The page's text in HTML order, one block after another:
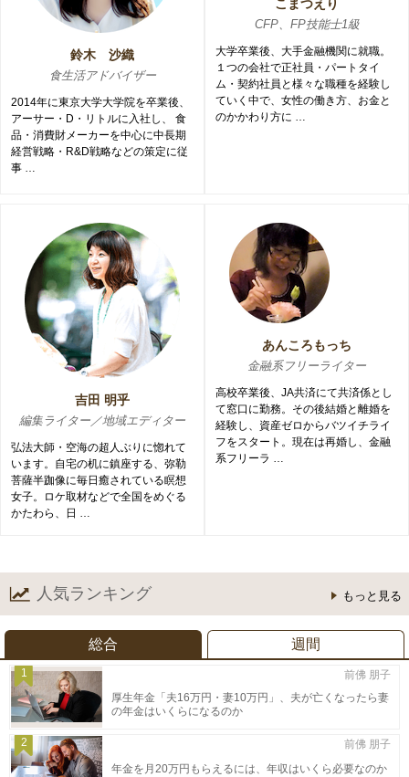
鈴木 沙織
食生活アドバイザー
2014年に東京大学大学院を卒業後、
アーサー・D・リトルに入社し、 食
品・消費財メーカーを中心に中長期
経営戦略・R&D戦略などの策定に従
事 …
こまつえり
CFP、FP技能士1級
大学卒業後、大手金融機関に就職。
１つの会社で正社員・パートタイ
ム・契約社員と様々な職種を経験し
ていく中で、女性の働き方、お金と
のかかわり方に …
吉田 明乎
編集ライター／地域エディター
弘法大師・空海の超人ぶりに惚れて
います。自宅の机に鎮座する、弥勒
菩薩半跏像に毎日癒されている瞑想
女子。ロケ取材などで全国をめぐる
かたわら、日 …
あんころもっち
金融系フリーライター
高校卒業後、JA共済にて共済係とし
て窓口に勤務。その後結婚と離婚を
経験し、資産ゼロからバツイチライ
フをスタート。現在は再婚し、金融
系フリーラ …
人気ランキング もっと見る
総合 週間
1
厚生年金「夫16万円・妻10万円」、夫が亡くなったら妻
の年金はいくらになるのか
前佛 朋子
2
年金を月20万円もらえるには、年収はいくら必要なのか
前佛 朋子